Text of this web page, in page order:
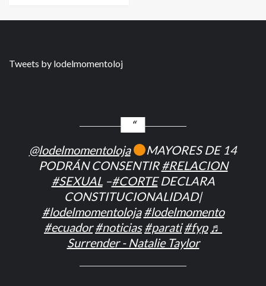
Tweets by lodelmomentoloj
@lodelmomentoloja
MAYORES DE 14
PODRÁN CONSENTIR#RELACION
#SEXUAL–#CORTEDECLARA
CONSTITUCIONALIDAD|
#lodelmomentoloja #lodelmomento
#ecuador #noticias #parati #fyp ♬
Surrender - Natalie Taylor